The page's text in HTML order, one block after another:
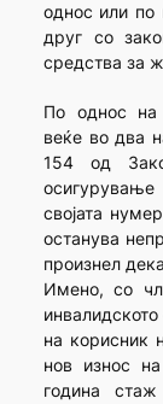
однос или по
друг со
средства за
По однос на
веќе во два
154 од
својата
останува
произнел
Имено, со
на корисник
нов износ
година